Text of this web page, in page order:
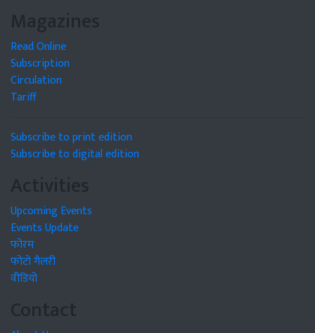
Magazines
Read Online
Subscription
Circulation
Tariff
Subscribe to print edition
Subscribe to digital edition
Activities
Upcoming Events
Events Update
फोरम
फोटो गैलरी
वीडियो
Contact